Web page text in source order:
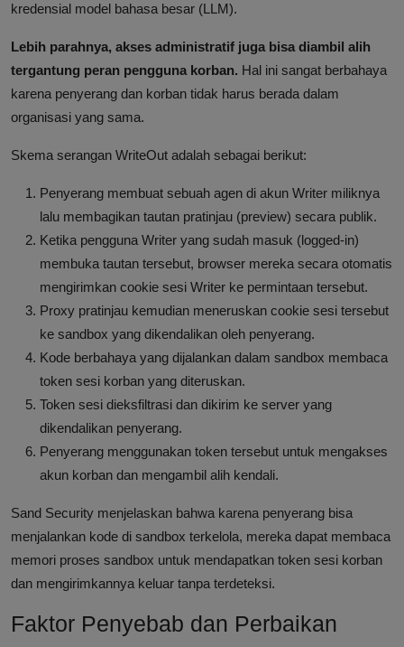
kredensial model bahasa besar (LLM).
Lebih parahnya, akses administratif juga bisa diambil alih
tergantung peran pengguna korban. Hal ini sangat berbahaya
karena penyerang dan korban tidak harus berada dalam
organisasi yang sama.
Skema serangan WriteOut adalah sebagai berikut:
Penyerang membuat sebuah agen di akun Writer miliknya
lalu membagikan tautan pratinjau (preview) secara publik.
Ketika pengguna Writer yang sudah masuk (logged-in)
membuka tautan tersebut, browser mereka secara otomatis
mengirimkan cookie sesi Writer ke permintaan tersebut.
Proxy pratinjau kemudian meneruskan cookie sesi tersebut
ke sandbox yang dikendalikan oleh penyerang.
Kode berbahaya yang dijalankan dalam sandbox membaca
token sesi korban yang diteruskan.
Token sesi dieksfiltrasi dan dikirim ke server yang
dikendalikan penyerang.
Penyerang menggunakan token tersebut untuk mengakses
akun korban dan mengambil alih kendali.
Sand Security menjelaskan bahwa karena penyerang bisa
menjalankan kode di sandbox terkelola, mereka dapat membaca
memori proses sandbox untuk mendapatkan token sesi korban
dan mengirimkannya keluar tanpa terdeteksi.
Faktor Penyebab dan Perbaikan